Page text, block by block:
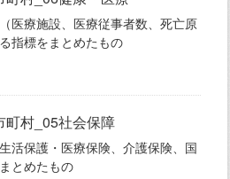
医療施設、医療従事者数、死亡原
指標をまとめたもの
町村_05社会保障
活保護・医療保険、介護保険、国
とめたもの